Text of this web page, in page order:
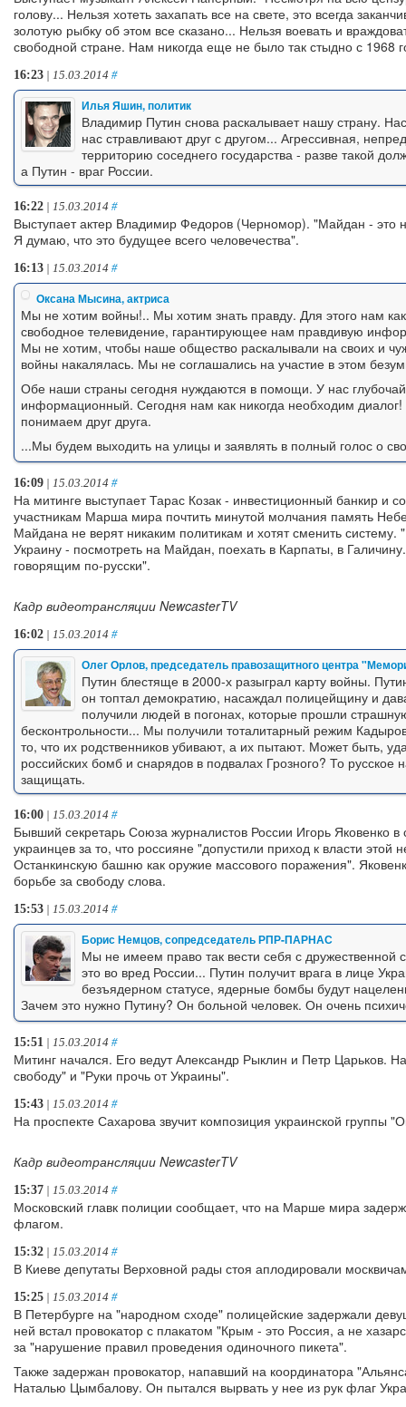
голову... Нельзя хотеть захапать все на свете, это всегда
золотую рыбку об этом все сказано... Нельзя воевать и
свободной стране. Нам никогда еще не было так стыдно с 1968
16:23 | 15.03.2014 #
Илья Яшин, политик
Владимир Путин снова раскалывает нашу страну.
нас стравливают друг с другом... Агрессивная,
территорию соседнего государства - разве такой
а Путин - враг России.
16:22 | 15.03.2014 #
Выступает актер Владимир Федоров (Черномор). "Майдан - это
Я думаю, что это будущее всего человечества".
16:13 | 15.03.2014 #
Оксана Мысина, актриса
Мы не хотим войны!.. Мы хотим знать правду. Для этого нам
свободное телевидение, гарантирующее нам правдивую
Мы не хотим, чтобы наше общество раскалывали на своих и
войны накалялась. Мы не соглашались на участие в этом
Обе наши страны сегодня нуждаются в помощи. У нас
информационный. Сегодня нам как никогда необходим
понимаем друг друга.
...Мы будем выходить на улицы и заявлять в полный голос о
16:09 | 15.03.2014 #
На митинге выступает Тарас Козак - инвестиционный банкир
участникам Марша мира почтить минутой молчания память
Майдана не верят никаким политикам и хотят сменить
Украину - посмотреть на Майдан, поехать в Карпаты, в
говорящим по-русски".
Кадр видеотрансляции NewcasterTV
16:02 | 15.03.2014 #
Олег Орлов, председатель правозащитного центра
Путин блестяще в 2000-х разыграл карту войны.
он топтал демократию, насаждал полицейщину и
получили людей в погонах, которые прошли
бесконтрольности... Мы получили тоталитарный режим
то, что их родственников убивают, а их пытают. Может быть,
российских бомб и снарядов в подвалах Грозного? То русское
защищать.
16:00 | 15.03.2014 #
Бывший секретарь Союза журналистов России Игорь Яковенко
украинцев за то, что россияне "допустили приход к власти этой
Останкинскую башню как оружие массового поражения".
борьбе за свободу слова.
15:53 | 15.03.2014 #
Борис Немцов, сопредседатель РПР-ПАРНАС
Мы не имеем право так вести себя с дружественной
это во вред России... Путин получит врага в лице
безъядерном статусе, ядерные бомбы будут
Зачем это нужно Путину? Он больной человек. Он очень
15:51 | 15.03.2014 #
Митинг начался. Его ведут Александр Рыклин и Петр Царьков.
свободу" и "Руки прочь от Украины".
15:43 | 15.03.2014 #
На проспекте Сахарова звучит композиция украинской группы
Кадр видеотрансляции NewcasterTV
15:37 | 15.03.2014 #
Московский главк полиции сообщает, что на Марше мира
флагом.
15:32 | 15.03.2014 #
В Киеве депутаты Верховной рады стоя аплодировали
15:25 | 15.03.2014 #
В Петербурге на "народном сходе" полицейские задержали
ней встал провокатор с плакатом "Крым - это Россия, а не
за "нарушение правил проведения одиночного пикета".
Также задержан провокатор, напавший на координатора
Наталью Цымбалову. Он пытался вырвать у нее из рук флаг